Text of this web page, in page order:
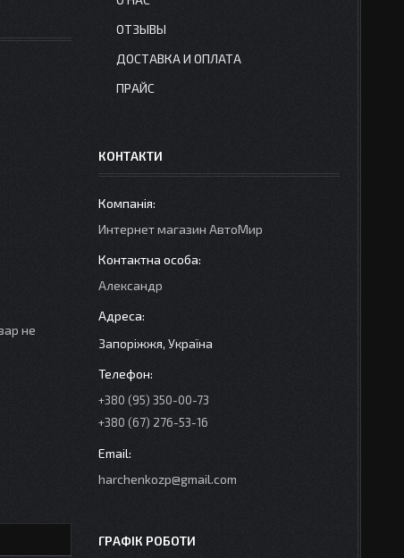
не
ОТЗЫВЫ
ДОСТАВКА И ОПЛАТА
ПРАЙС
КОНТАКТИ
Интернет магазин АвтоМир
Александр
Запоріжжя, Україна
+380 (95) 350-00-73
+380 (67) 276-53-16
harchenkozp@gmail.com
ГРАФІК РОБОТИ